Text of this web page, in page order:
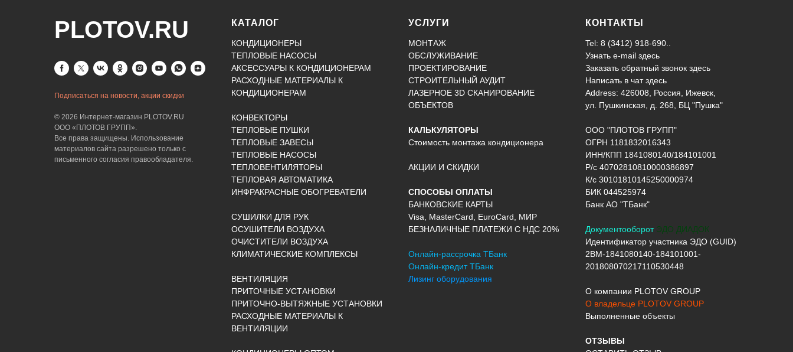
PLOTOV.RU
Подписаться на новости, акции скидки
© 2026 Интернет-магазин PLOTOV.RU
ООО «ПЛОТОВ ГРУПП».
Все права защищены. Использование
материалов сайта разрешено только с
письменного согласия правообладателя.
КАТАЛОГ
КОНДИЦИОНЕРЫ
ТЕПЛОВЫЕ НАСОСЫ
АКСЕССУАРЫ К КОНДИЦИОНЕРАМ
РАСХОДНЫЕ МАТЕРИАЛЫ К
КОНДИЦИОНЕРАМ
КОНВЕКТОРЫ
ТЕПЛОВЫЕ ПУШКИ
ТЕПЛОВЫЕ ЗАВЕСЫ
ТЕПЛОВЫЕ НАСОСЫ
ТЕПЛОВЕНТИЛЯТОРЫ
ТЕПЛОВАЯ АВТОМАТИКА
ИНФРАКРАСНЫЕ ОБОГРЕВАТЕЛИ
СУШИЛКИ ДЛЯ РУК
ОСУШИТЕЛИ ВОЗДУХА
ОЧИСТИТЕЛИ ВОЗДУХА
КЛИМАТИЧЕСКИЕ КОМПЛЕКСЫ
ВЕНТИЛЯЦИЯ
ПРИТОЧНЫЕ УСТАНОВКИ
ПРИТОЧНО-ВЫТЯЖНЫЕ УСТАНОВКИ
РАСХОДНЫЕ МАТЕРИАЛЫ К
ВЕНТИЛЯЦИИ
УСЛУГИ
МОНТАЖ
ОБСЛУЖИВАНИЕ
ПРОЕКТИРОВАНИЕ
СТРОИТЕЛЬНЫЙ АУДИТ
ЛАЗЕРНОЕ 3D СКАНИРОВАНИЕ
ОБЪЕКТОВ
КАЛЬКУЛЯТОРЫ
Стоимость монтажа кондиционера
АКЦИИ И СКИДКИ
СПОСОБЫ ОПЛАТЫ
БАНКОВСКИЕ КАРТЫ
Visa, MasterCard, EuroCard, МИР
БЕЗНАЛИЧНЫЕ ПЛАТЕЖИ С НДС 20%
Онлайн-рассрочка ТБанк
Онлайн-кредит ТБанк
Лизинг оборудования
КОНТАКТЫ
Tel: 8 (3412) 918-690..
Узнать e-mail здесь
Заказать обратный звонок здесь
Написать в чатздесь
Address: 426008, Россия, Ижевск,
ул. Пушкинская, д. 268, БЦ "Пушка"
ООО "ПЛОТОВ ГРУПП"
ОГРН 1181832016343
ИНН/КПП 1841080140/184101001
Р/с 40702810810000386897
К/с 30101810145250000974
БИК 044525974
Банк АО "ТБанк"
Документооборот ЭДО ДИАДОК
Идентификатор участника ЭДО (GUID)
2BM-1841080140-184101001-
201808070217110530448
О компании PLOTOV GROUP
О владельце PLOTOV GROUP
Выполненные объекты
ОТЗЫВЫ